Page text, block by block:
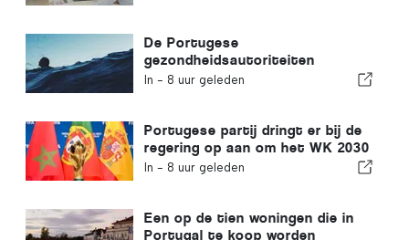
De Portugese
gezondheidsautoriteiten
waarschuwen voor de gevaren
In - 8 uur geleden
Portugese partij dringt er bij de
regering op aan om het WK 2030
in Marokko te heroverwegen
In - 8 uur geleden
Een op de tien woningen die in
Portugal te koop worden